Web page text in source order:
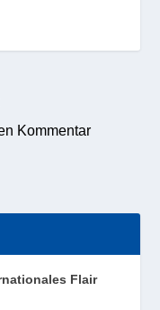
Kommentar
Flair